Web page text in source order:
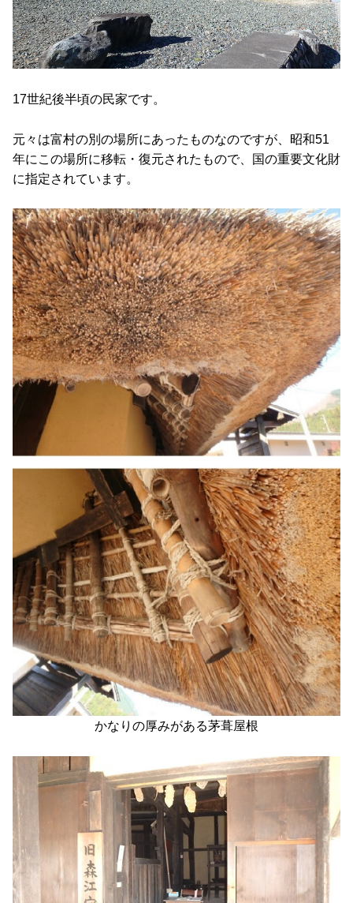
17世紀後半頃の民家です。
元々は富村の別の場所にあったものなのですが、昭和51
年にこの場所に移転・復元されたもので、国の重要文化財
に指定されています。
かなりの厚みがある茅葺屋根